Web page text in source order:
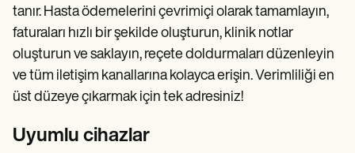
tanır. Hasta ödemelerini çevrimiçi olarak tamamlayın,
faturaları hızlı bir şekilde oluşturun, klinik notlar
oluşturun ve saklayın, reçete doldurmaları düzenleyin
ve tüm iletişim kanallarına kolayca erişin. Verimliliği en
üst düzeye çıkarmak için tek adresiniz!
Uyumlu cihazlar